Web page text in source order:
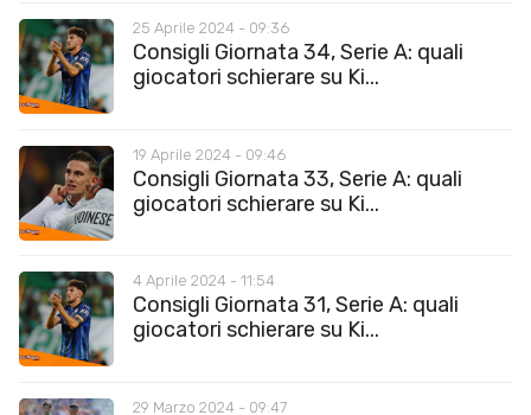
25 Aprile 2024 - 09:36
Consigli Giornata 34, Serie A: quali
giocatori schierare su Ki...
19 Aprile 2024 - 09:46
Consigli Giornata 33, Serie A: quali
giocatori schierare su Ki...
4 Aprile 2024 - 11:54
Consigli Giornata 31, Serie A: quali
giocatori schierare su Ki...
29 Marzo 2024 - 09:47